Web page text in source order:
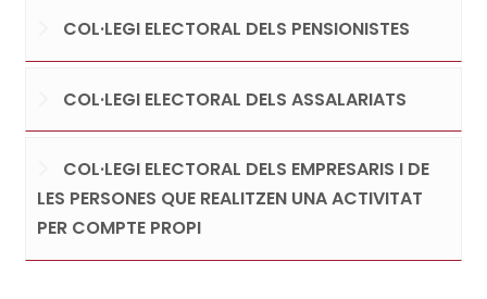
COL·LEGI ELECTORAL DELS PENSIONISTES
COL·LEGI ELECTORAL DELS ASSALARIATS
COL·LEGI ELECTORAL DELS EMPRESARIS I DE
LES PERSONES QUE REALITZEN UNA ACTIVITAT
PER COMPTE PROPI